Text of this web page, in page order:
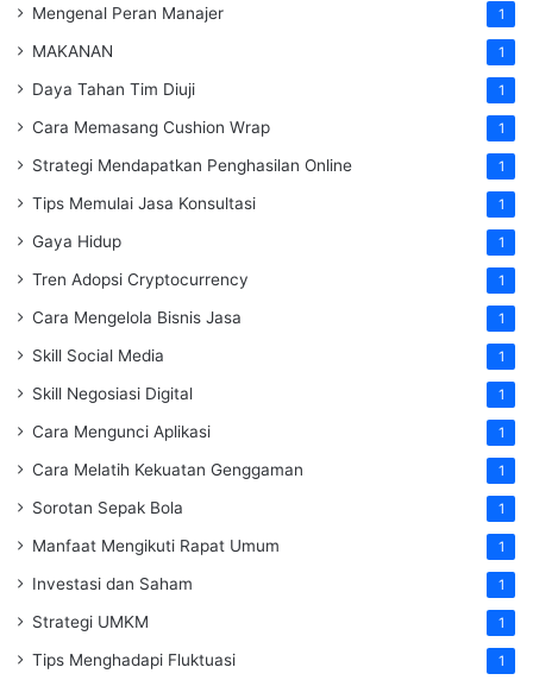
Mengenal Peran Manajer 1
MAKANAN 1
Daya Tahan Tim Diuji 1
Cara Memasang Cushion Wrap 1
Strategi Mendapatkan Penghasilan Online 1
Tips Memulai Jasa Konsultasi 1
Gaya Hidup 1
Tren Adopsi Cryptocurrency 1
Cara Mengelola Bisnis Jasa 1
Skill Social Media 1
Skill Negosiasi Digital 1
Cara Mengunci Aplikasi 1
Cara Melatih Kekuatan Genggaman 1
Sorotan Sepak Bola 1
Manfaat Mengikuti Rapat Umum 1
Investasi dan Saham 1
Strategi UMKM 1
Tips Menghadapi Fluktuasi 1